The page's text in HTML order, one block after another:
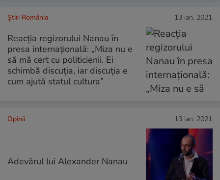
Știri România 13 ian. 2021
Reacția regizorului Nanau în
presa internațională: „Miza nu e
să mă cert cu politicienii. Ei
schimbă discuția, iar discuția e
cum ajută statul cultura”
Opinii 13 ian. 2021
Adevărul lui Alexander Nanau